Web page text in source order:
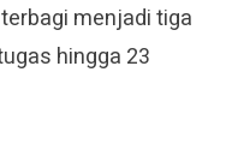
menjadi tiga
hingga 23